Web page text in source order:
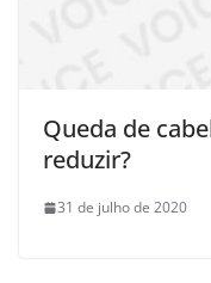
Queda de
reduzir?
31 de julho de 2020